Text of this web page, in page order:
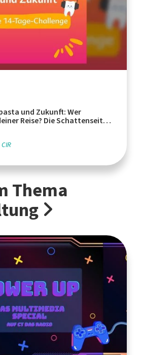
und Zukunft: Wer
Reise? Die Schattenseiten
Thema